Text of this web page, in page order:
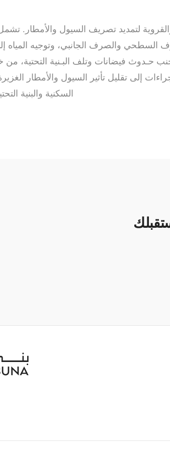
لتمديد تصريف السيول والأمطار.
السطحي والصرف الجانبي، وتوجيه المياه
حـدوث فيضانات وتلف البـنية التحتية، من
إلى تقليل تأثير السيول والأمطار
السكنية والبنية